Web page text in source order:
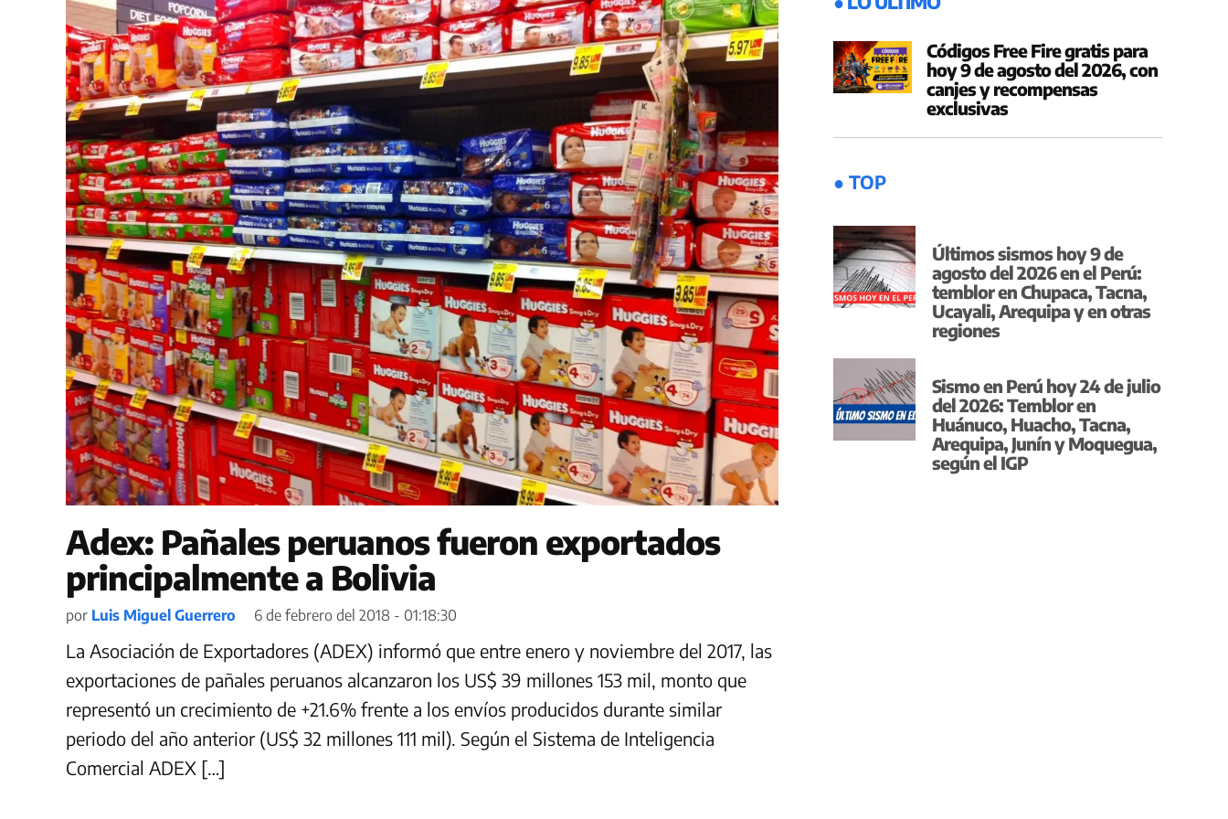
Adex: Pañales peruanos fueron exportados
principalmente a Bolivia
por Luis Miguel Guerrero 6 de febrero del 2018 - 01:18:30
La Asociación de Exportadores (ADEX) informó que entre enero y noviembre del 2017, las
exportaciones de pañales peruanos alcanzaron los US$ 39 millones 153 mil, monto que
representó un crecimiento de +21.6% frente a los envíos producidos durante similar
periodo del año anterior (US$ 32 millones 111 mil). Según el Sistema de Inteligencia
Comercial ADEX […]
Códigos Free Fire gratis para
hoy 9 de agosto del 2026, con
canjes y recompensas
exclusivas
● TOP
Últimos sismos hoy 9 de
agosto del 2026 en el Perú:
temblor en Chupaca, Tacna,
Ucayali, Arequipa y en otras
regiones
Sismo en Perú hoy 24 de julio
del 2026: Temblor en
Huánuco, Huacho, Tacna,
Arequipa, Junín y Moquegua,
según el IGP